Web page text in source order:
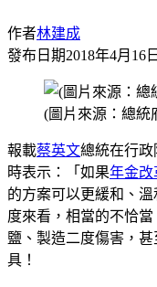
作者林建成
發布日期2018年4月16日
(圖片來源：總統
報載蔡英文總統在行政
時表示：「如果年金改
的方案可以更緩和、
度來看，相當的不恰
鹽、製造二度傷害，
具！